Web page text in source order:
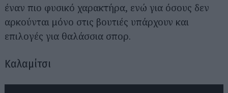
έναν πιο φυσικό χαρακτήρα, ενώ για όσους δεν
αρκούνται μόνο στις βουτιές υπάρχουν και
επιλογές για θαλάσσια σπορ.
Καλαμίτσι